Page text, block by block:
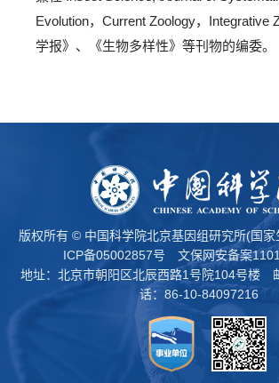
Evolution，Current Zoology，Integrative
学报》、《生物多样性》等刊物的编委。
版权所有 © 中国科学院北京基因组研究所(国
ICP备05002857号
文保网安备案
地址：北京市朝阳区北辰西路1号院104号楼
话：86-10-84097216